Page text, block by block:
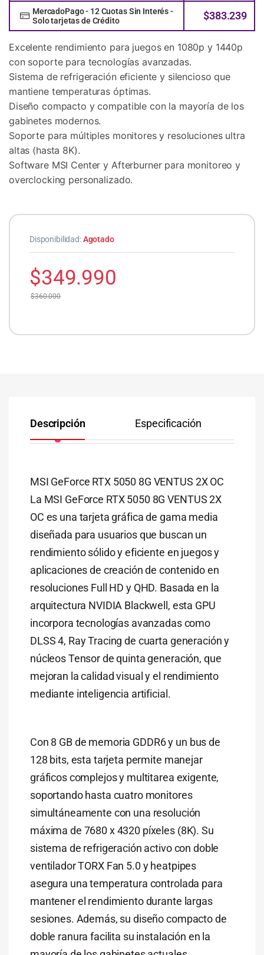
MercadoPago - 12 Cuotas Sin Interés -
Solo tarjetas de Crédito
$383.239
Excelente rendimiento para juegos en 1080p y 1440p
con soporte para tecnologías avanzadas.
Sistema de refrigeración eficiente y silencioso que
mantiene temperaturas óptimas.
Diseño compacto y compatible con la mayoría de los
gabinetes modernos.
Soporte para múltiples monitores y resoluciones ultra
altas (hasta 8K).
Software MSI Center y Afterburner para monitoreo y
overclocking personalizado.
Disponibilidad:Agotado
$349.990
$360.000
Descripción Especificación
MSI GeForce RTX 5050 8G VENTUS 2X OC
La MSI GeForce RTX 5050 8G VENTUS 2X
OC es una tarjeta gráfica de gama media
diseñada para usuarios que buscan un
rendimiento sólido y eficiente en juegos y
aplicaciones de creación de contenido en
resoluciones Full HD y QHD. Basada en la
arquitectura NVIDIA Blackwell, esta GPU
incorpora tecnologías avanzadas como
DLSS 4, Ray Tracing de cuarta generación y
núcleos Tensor de quinta generación, que
mejoran la calidad visual y el rendimiento
mediante inteligencia artificial.
Con 8 GB de memoria GDDR6 y un bus de
128 bits, esta tarjeta permite manejar
gráficos complejos y multitarea exigente,
soportando hasta cuatro monitores
simultáneamente con una resolución
máxima de 7680 x 4320 píxeles (8K). Su
sistema de refrigeración activo con doble
ventilador TORX Fan 5.0 y heatpipes
asegura una temperatura controlada para
mantener el rendimiento durante largas
sesiones. Además, su diseño compacto de
doble ranura facilita su instalación en la